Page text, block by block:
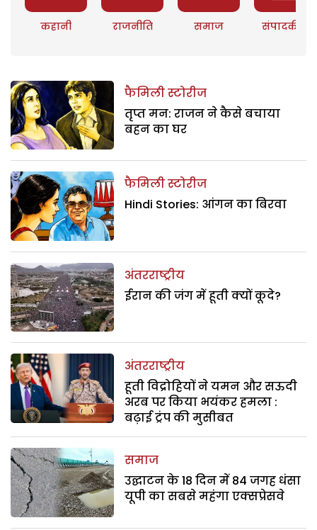
कहानी राजनीति समाज संपादकीय
फैमिली स्टोरीज
तृप्त मन: राजन ने कैसे बचाया
बहन का घर
फैमिली स्टोरीज
Hindi Stories: आंगन का बिरवा
अंतरराष्ट्रीय
ईरान की जंग में हूती क्यों कूदे?
अंतरराष्ट्रीय
हूती विद्रोहियों ने यमन और सऊदी
अरब पर किया भयंकर हमला :
बढ़ाई ट्रंप की मुसीबत
समाज
उद्घाटन के 18 दिन में 84 जगह धंसा
यूपी का सबसे महंगा एक्सप्रेसवे